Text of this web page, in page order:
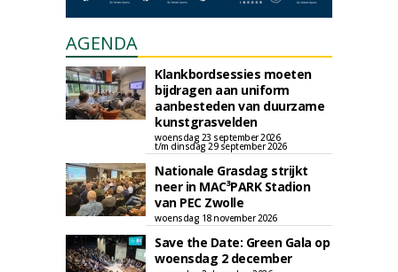
AGENDA
Klankbordsessies moeten
bijdragen aan uniform
aanbesteden van duurzame
kunstgrasvelden
woensdag 23 september 2026
t/m dinsdag 29 september 2026
Nationale Grasdag strijkt
neer in MAC³PARK Stadion
van PEC Zwolle
woensdag 18 november 2026
Save the Date: Green Gala op
woensdag 2 december